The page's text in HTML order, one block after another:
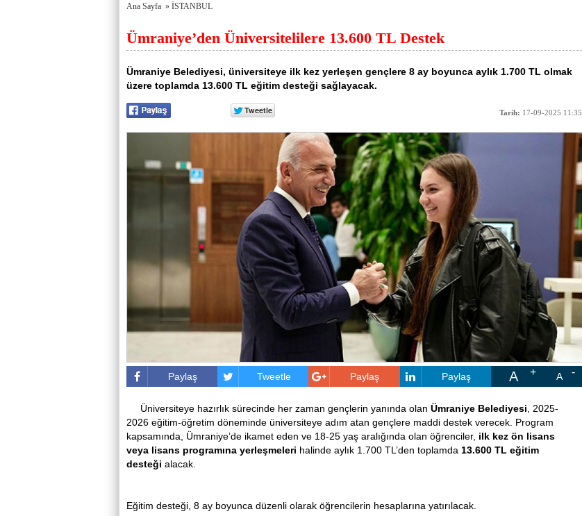
porno
escort
antalya
antalya
escort
bursa
bursa
escort
Genel
şehir
rehberi
karşılaştırmaları
Ana Sayfa » İSTANBUL
Ümraniye’den Üniversitelilere 13.600 TL Destek
Ümraniye Belediyesi, üniversiteye ilk kez yerleşen gençlere 8 ay boyunca aylık 1.700 TL olmak
üzere toplamda 13.600 TL eğitim desteği sağlayacak.
Tarih: 17-09-2025 11:35
Paylaş Tweetle Paylaş Paylaş A A
Üniversiteye hazırlık sürecinde her zaman gençlerin yanında olan Ümraniye Belediyesi , 2025-
2026 eğitim-öğretim döneminde üniversiteye adım atan gençlere maddi destek verecek. Program
kapsamında, Ümraniye’de ikamet eden ve 18-25 yaş aralığında olan öğrenciler, ilk kez ön lisans
veya lisans programına yerleşmeleri halinde aylık 1.700 TL’den toplamda 13.600 TL eğitim
desteği alacak.
Eğitim desteği, 8 ay boyunca düzenli olarak öğrencilerin hesaplarına yatırılacak.